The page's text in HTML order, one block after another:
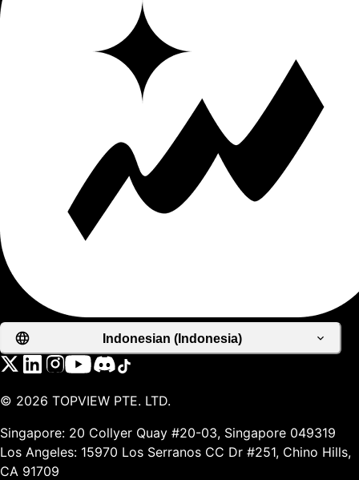
Indonesian (Indonesia)
© 2026 TOPVIEW PTE. LTD.
Singapore: 20 Collyer Quay #20-03, Singapore 049319
Los Angeles: 15970 Los Serranos CC Dr #251, Chino Hills,
CA 91709